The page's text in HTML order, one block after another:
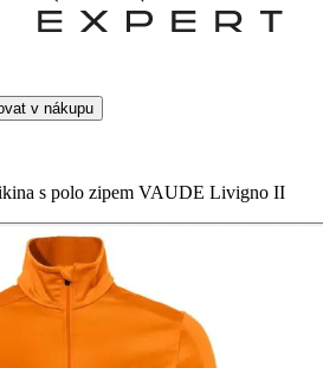
v nákupu
s polo zipem VAUDE Livigno II